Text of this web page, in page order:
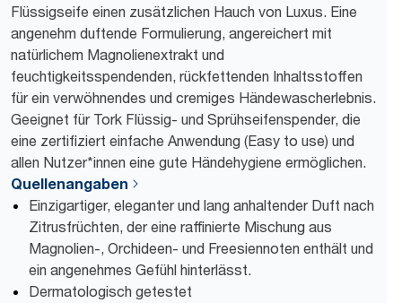
Flüssigseife einen zusätzlichen Hauch von Luxus. Eine
angenehm duftende Formulierung, angereichert mit
natürlichem Magnolienextrakt und
feuchtigkeitsspendenden, rückfettenden Inhaltsstoffen
für ein verwöhnendes und cremiges Händewascherlebnis.
Geeignet für Tork Flüssig- und Sprühseifenspender, die
eine zertifiziert einfache Anwendung (Easy to use) und
allen Nutzer*innen eine gute Händehygiene ermöglichen.
Quellenangaben
Einzigartiger, eleganter und lang anhaltender Duft nach
Zitrusfrüchten, der eine raffinierte Mischung aus
Magnolien-, Orchideen- und Freesiennoten enthält und
ein angenehmes Gefühl hinterlässt.
Dermatologisch getestet